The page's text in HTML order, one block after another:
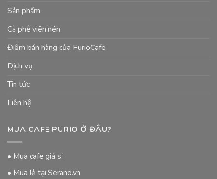
Sản phẩm
Cà phê viên nén
Điểm bán hàng của PurioCafe
Dịch vụ
Tin tức
Liên hệ
MUA CAFE PURIO Ở ĐÂU?
• Mua cafe giá sỉ
• Mua lẻ tại Serano.vn